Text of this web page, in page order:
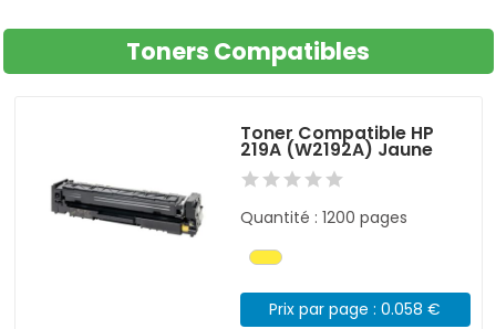
Toners Compatibles
Toner Compatible HP
219A (W2192A) Jaune
Quantité : 1200 pages
Prix par page : 0.058 €